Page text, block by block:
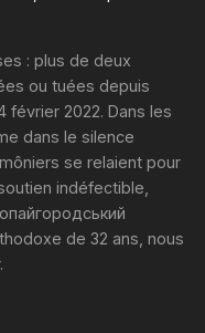
: plus de deux
ou tuées depuis
février 2022. Dans les
dans le silence
se relaient pour
indéfectible,
de 32 ans, nous